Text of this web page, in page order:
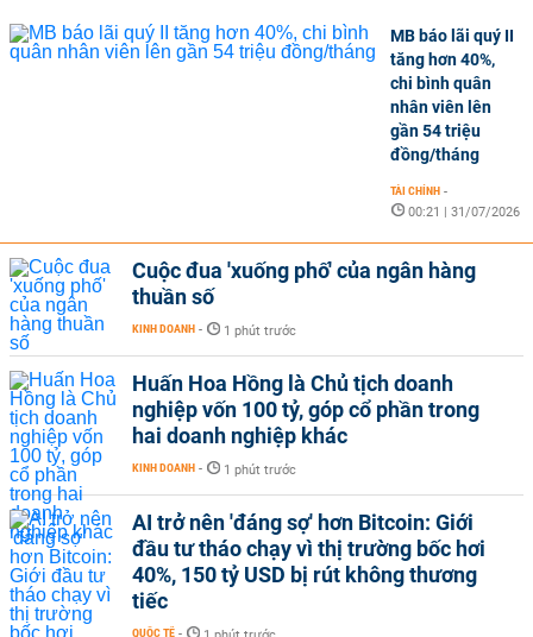
MB báo lãi quý II
tăng hơn 40%,
chi bình quân
nhân viên lên
gần 54 triệu
đồng/tháng
TÀI CHÍNH -
00:21 | 31/07/2026
Cuộc đua 'xuống phố' của ngân hàng
thuần số
KINH DOANH - 1 phút trước
Huấn Hoa Hồng là Chủ tịch doanh
nghiệp vốn 100 tỷ, góp cổ phần trong
hai doanh nghiệp khác
KINH DOANH - 1 phút trước
AI trở nên 'đáng sợ' hơn Bitcoin: Giới
đầu tư tháo chạy vì thị trường bốc hơi
40%, 150 tỷ USD bị rút không thương
tiếc
QUỐC TẾ